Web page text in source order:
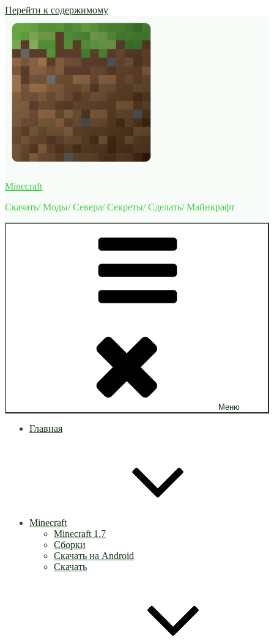
Перейти к содержимому
Minecraft
Скачать/ Моды/ Севера/ Секреты/ Сделать/ Майнкрафт
Меню
Главная
Minecraft
Minecraft 1.7
Сборки
Скачать на Android
Скачать